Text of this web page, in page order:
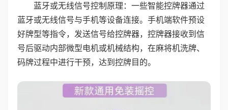
蓝牙或无线信号控制原理：一些智能控牌器通过
蓝牙或无线信号与手机等设备连接。手机端软件预设
好牌型等指令，发送信号给控牌器，控牌器接收到信
号后驱动内部微型电机或机械结构，在麻将机洗牌、
码牌过程中进行干预，达到控牌目的。